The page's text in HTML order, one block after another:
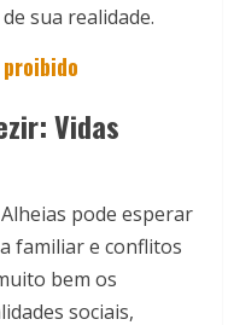
sua realidade.
Vidas
pode esperar
familiar e conflitos
bem os
sociais,